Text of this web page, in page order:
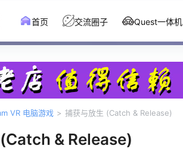
首页 交流圈子 Quest一体机
VR 电脑游戏 > 捕获与放生 (Catch & Release)
& Release)